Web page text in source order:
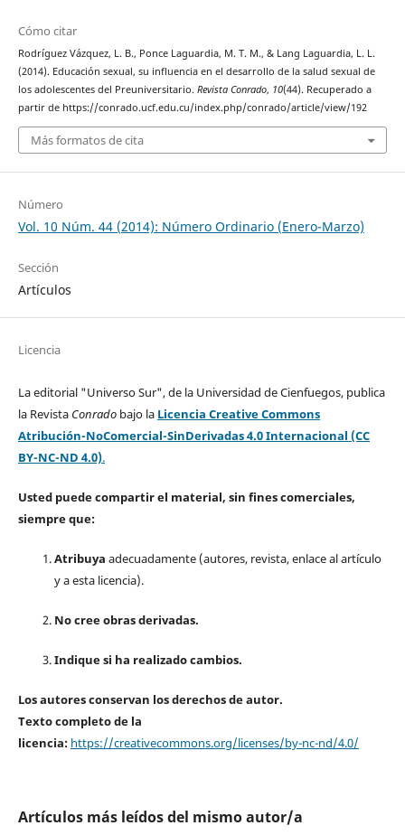
Cómo citar
Rodríguez Vázquez, L. B., Ponce Laguardia, M. T. M., & Lang Laguardia, L. L.
(2014). Educación sexual, su influencia en el desarrollo de la salud sexual de
los adolescentes del Preuniversitario. Revista Conrado, 10(44). Recuperado a
partir de https://conrado.ucf.edu.cu/index.php/conrado/article/view/192
Más formatos de cita
Número
Vol. 10 Núm. 44 (2014): Número Ordinario (Enero-Marzo)
Sección
Artículos
Licencia
La editorial "Universo Sur", de la Universidad de Cienfuegos, publica
la Revista Conradobajo la Licencia Creative Commons
Atribución-NoComercial-SinDerivadas 4.0 Internacional (CC
BY-NC-ND 4.0).
Usted puede compartir el material, sin fines comerciales,
siempre que:
Atribuya adecuadamente (autores, revista, enlace al artículo
y a esta licencia).
No cree obras derivadas.
Indique si ha realizado cambios.
Los autores conservan los derechos de autor.
Texto completo de la
licencia: https://creativecommons.org/licenses/by-nc-nd/4.0/
Artículos más leídos del mismo autor/a